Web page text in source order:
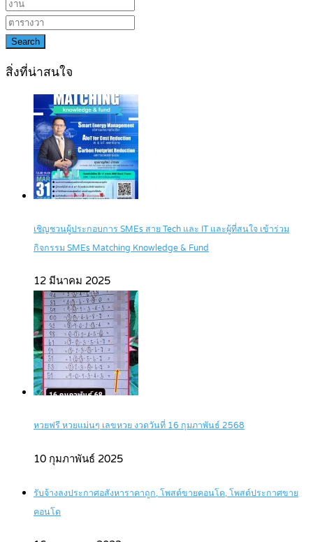
Search
สิ่งที่น่าสนใจ
เชิญชวนผู้ประกอบการ SMEs สาย Tech และ IT และผู้ที่สนใจ เข้าร่วม
กิจกรรม SMEs Matching Knowledge & Fund
12 มีนาคม 2025
หวยฟรี หวยแม่นๆ เลขหวย งวดวันที่ 16 กุมภาพันธ์ 2568
10 กุมภาพันธ์ 2025
รับจ้างลงประกาศอสังหาราคาถูก, โพสต์ขายคอนโด, โพสต์ประกาศขาย
คอนโด